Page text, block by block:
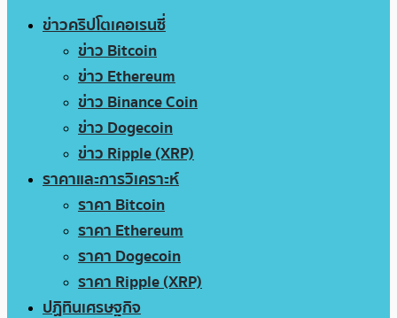
ข่าวคริปโตเคอเรนซี่
ข่าว Bitcoin
ข่าว Ethereum
ข่าว Binance Coin
ข่าว Dogecoin
ข่าว Ripple (XRP)
ราคาและการวิเคราะห์
ราคา Bitcoin
ราคา Ethereum
ราคา Dogecoin
ราคา Ripple (XRP)
ปฏิทินเศรษฐกิจ